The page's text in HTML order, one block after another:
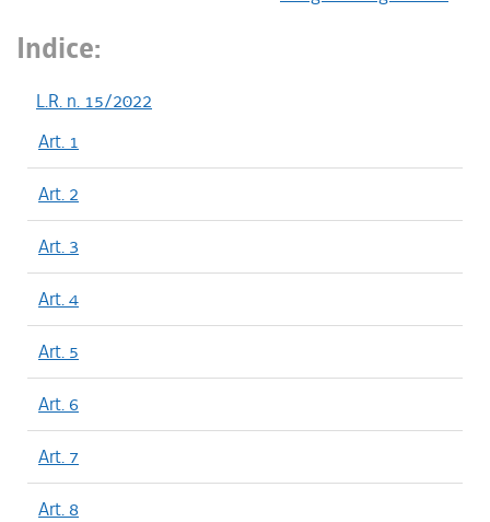
Indice:
L.R. n. 15/2022
Art. 1
Art. 2
Art. 3
Art. 4
Art. 5
Art. 6
Art. 7
Art. 8